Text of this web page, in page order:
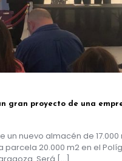
gran proyecto de una
un nuevo almacén de 17.000
parcela 20.000 m2 en el
Será […]